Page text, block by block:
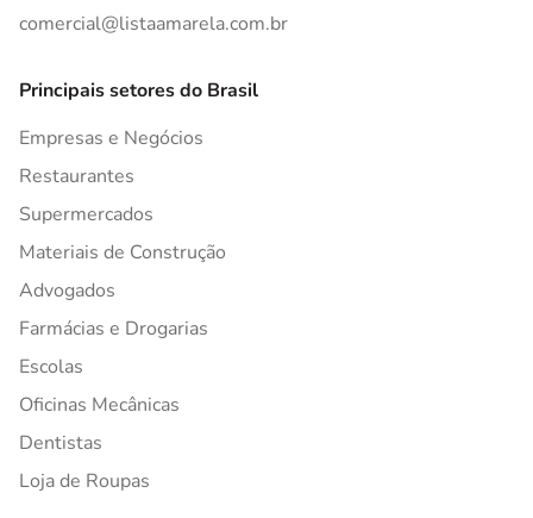
comercial@listaamarela.com.br
Principais setores do Brasil
Empresas e Negócios
Restaurantes
Supermercados
Materiais de Construção
Advogados
Farmácias e Drogarias
Escolas
Oficinas Mecânicas
Dentistas
Loja de Roupas